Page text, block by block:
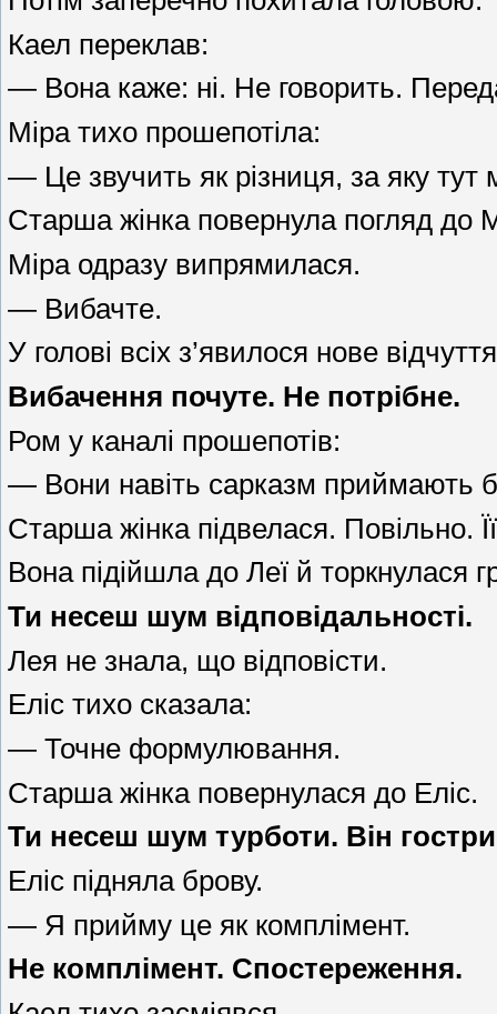
Каел переклав:
— Вона каже: ні. Не говорить.
Міра тихо прошепотіла:
— Це звучить як різниця, за яку тут
Старша жінка повернула погляд до
Міра одразу випрямилася.
— Вибачте.
У голові всіх з’явилося нове
Вибачення почуте. Не потрібне.
Ром у каналі прошепотів:
— Вони навіть сарказм приймають
Старша жінка підвелася. Повільно.
Вона підійшла до Леї й торкнулася
Ти несеш шум відповідальності.
Лея не знала, що відповісти.
Еліс тихо сказала:
— Точне формулювання.
Старша жінка повернулася до Еліс.
Ти несеш шум турботи. Він
Еліс підняла брову.
— Я прийму це як комплімент.
Не комплімент. Спостереження.